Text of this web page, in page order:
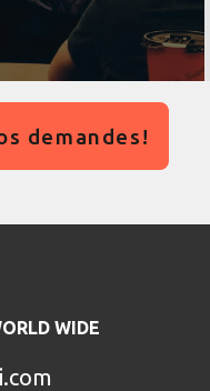
demandes!
WIDE